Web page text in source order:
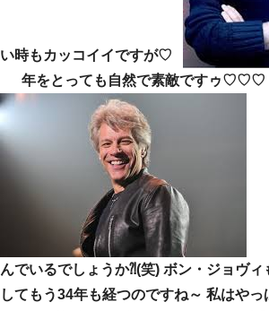
い時もカッコイイですが♡
年をとっても自然で素敵ですゥ♡♡♡
んでいるでしょうか⁈(笑) ボン・ジョヴ
してもう34年も経つのですね～ 私はや